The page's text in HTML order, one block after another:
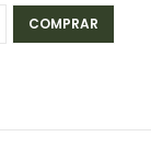
COMPRAR